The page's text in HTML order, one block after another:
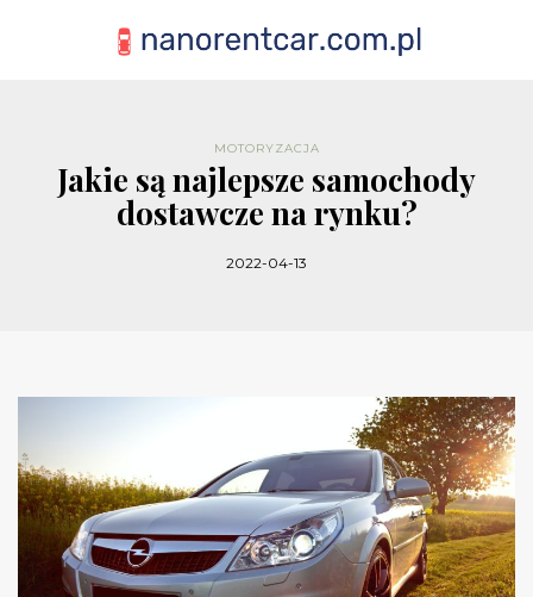
MOTORYZACJA
Jakie są najlepsze samochody
dostawcze na rynku?
2022-04-13